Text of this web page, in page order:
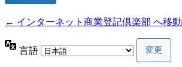
← インターネット商業登記倶楽部 へ移動
言語